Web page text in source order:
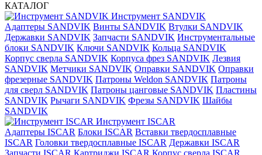
КАТАЛОГ
Инструмент SANDVIK
Адаптеры SANDVIK Винты SANDVIK Втулки SANDVIK
Державки SANDVIK Запчасти SANDVIK Инструментальные
блоки SANDVIK Ключи SANDVIK Кольца SANDVIK
Корпус сверла SANDVIK Корпуса фрез SANDVIK Лезвия
SANDVIK Метчики SANDVIK Оправки SANDVIK Оправки
фрезерные SANDVIK Патроны Weldon SANDVIK Патроны
для сверл SANDVIK Патроны цанговые SANDVIK Пластины
SANDVIK Рычаги SANDVIK Фрезы SANDVIK Шайбы
SANDVIK
Инструмент ISCAR
Адаптеры ISCAR Блоки ISCAR Вставки твердосплавные
ISCAR Головки твердосплавные ISCAR Державки ISCAR